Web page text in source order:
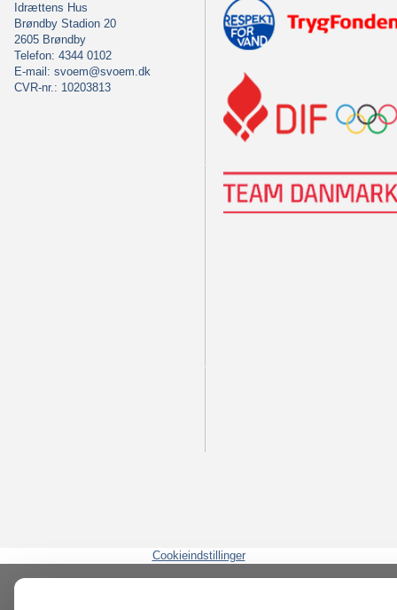
Idrættens Hus
Brøndby Stadion 20
2605 Brøndby
Telefon: 4344 0102
E-mail: svoem@svoem.dk
CVR-nr.: 10203813
Cookieindstillinger